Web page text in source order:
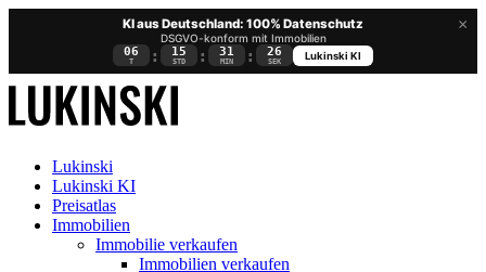
×
KI aus Deutschland: 100% Datenschutz
DSGVO-konform mit Immobilien
06
T : 15
STD : 31
MIN : 24
SEK
Lukinski KI
Lukinski
Lukinski KI
Preisatlas
Immobilien
Immobilie verkaufen
Immobilien verkaufen